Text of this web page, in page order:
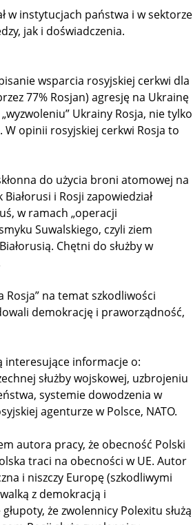
w instytucjach państwa i w sektorze
jak i doświadczenia.
wsparcia rosyjskiej cerkwi dla
77% Rosjan) agresję na Ukrainę
Ukrainy Rosja, nie tylko
W opinii rosyjskiej cerkwi Rosja to
do użycia broni atomowej na
i Rosji zapowiedział
w ramach „operacji
Suwalskiego, czyli ziem
Chętni do służby w
na temat szkodliwości
demokrację i praworządność,
interesujące informacje o:
służby wojskowej, uzbrojeniu
systemie dowodzenia w
agenturze w Polsce, NATO.
autora pracy, że obecność Polski
traci na obecności w UE. Autor
i niszczy Europę (szkodliwymi
z demokracją i
że zwolennicy Polexitu służą